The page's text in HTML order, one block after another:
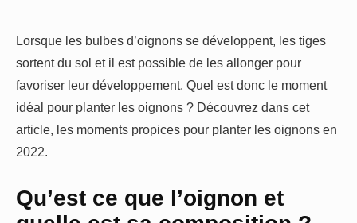
Lorsque les bulbes d’oignons se développent, les tiges
sortent du sol et il est possible de les allonger pour
favoriser leur développement. Quel est donc le moment
idéal pour planter les oignons ? Découvrez dans cet
article, les moments propices pour planter les oignons en
2022.
Qu’est ce que l’oignon et